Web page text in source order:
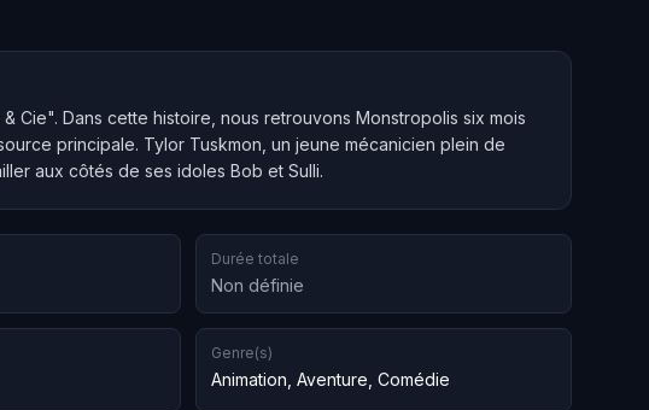
Dans cette histoire, nous retrouvons Monstropolis six mois
principale. Tylor Tuskmon, un jeune mécanicien plein de
aux côtés de ses idoles Bob et Sulli.
Durée totale
Non définie
Genre(s)
Animation Aventure Comédie